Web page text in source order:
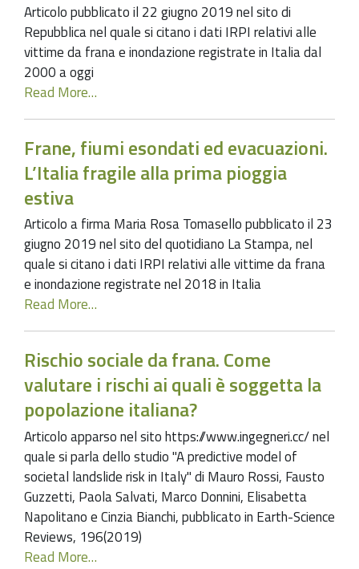
Articolo pubblicato il 22 giugno 2019 nel sito di
Repubblica nel quale si citano i dati IRPI relativi alle
vittime da frana e inondazione registrate in Italia dal
2000 a oggi
Read More…
Frane, fiumi esondati ed evacuazioni.
L’Italia fragile alla prima pioggia
estiva
Articolo a firma Maria Rosa Tomasello pubblicato il 23
giugno 2019 nel sito del quotidiano La Stampa, nel
quale si citano i dati IRPI relativi alle vittime da frana
e inondazione registrate nel 2018 in Italia
Read More…
Rischio sociale da frana. Come
valutare i rischi ai quali è soggetta la
popolazione italiana?
Articolo apparso nel sito https://www.ingegneri.cc/ nel
quale si parla dello studio "A predictive model of
societal landslide risk in Italy" di Mauro Rossi, Fausto
Guzzetti, Paola Salvati, Marco Donnini, Elisabetta
Napolitano e Cinzia Bianchi, pubblicato in Earth-Science
Reviews, 196(2019)
Read More…